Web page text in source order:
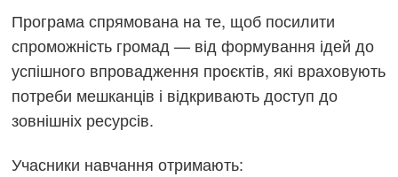
Програма спрямована на те, щоб посилити
спроможність громад — від формування ідей до
успішного впровадження проєктів, які враховують
потреби мешканців і відкривають доступ до
зовнішніх ресурсів.
Учасники навчання отримають: